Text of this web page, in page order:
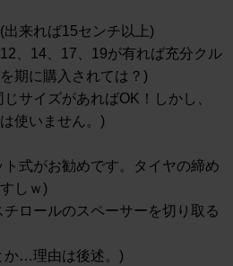
出来れば15センチ以上)
、14、17、19が有れば充分クル
期に購入されては？)
サイズがあればOK！しかし、
使いません。)
ト式がお勧めです。タイヤの締め
しｗ)
チロールのスペーサーを切り取る
か…理由は後述。)